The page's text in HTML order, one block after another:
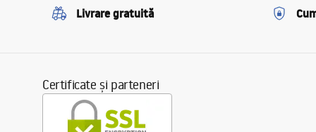
Livrare gratuită
Certificate și parteneri